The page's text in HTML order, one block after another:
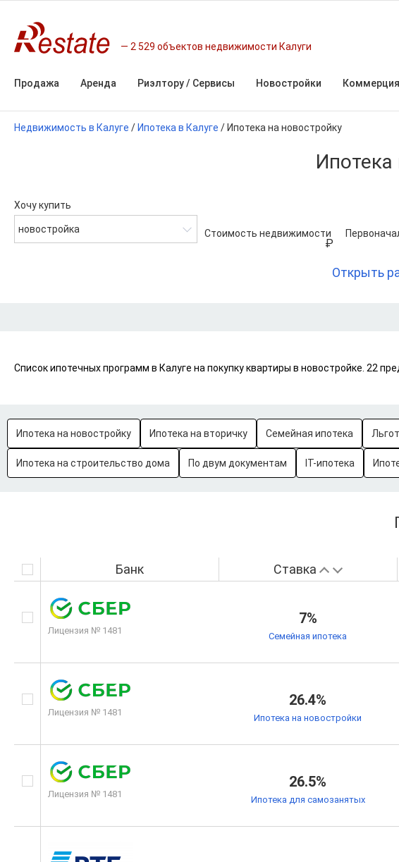
2 529 объектов недвижимости Калуги
Продажа Аренда Риэлтору / Сервисы Новостройки Коммерция
Недвижимость в Калуге / Ипотека в Калуге / Ипотека на новостройку
Ипотека
Хочу купить
новостройка Стоимость недвижимости
Открыть
Список ипотечных программ в Калуге на покупку квартиры в новостройке. 22
Ипотека на новостройку Ипотека на вторичку Семейная ипотека
Ипотека на строительство дома По двум документам IT-ипотека
Банк Ставка
Лицензия № 1481
7%
Семейная ипотека
Лицензия № 1481
26.4%
Ипотека на новостройки
Лицензия № 1481
26.5%
Ипотека для самозанятых